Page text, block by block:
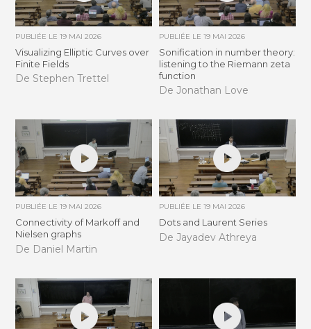
PUBLIÉE LE19 MAI 2026
Visualizing Elliptic Curves over
Finite Fields
De Stephen Trettel
PUBLIÉE LE 19 MAI 2026
Sonification in number theory:
listening to the Riemann zeta
function
De Jonathan Love
PUBLIÉE LE19 MAI 2026
Connectivity of Markoff and
Nielsen graphs
De Daniel Martin
PUBLIÉE LE 19 MAI 2026
Dots and Laurent Series
De Jayadev Athreya